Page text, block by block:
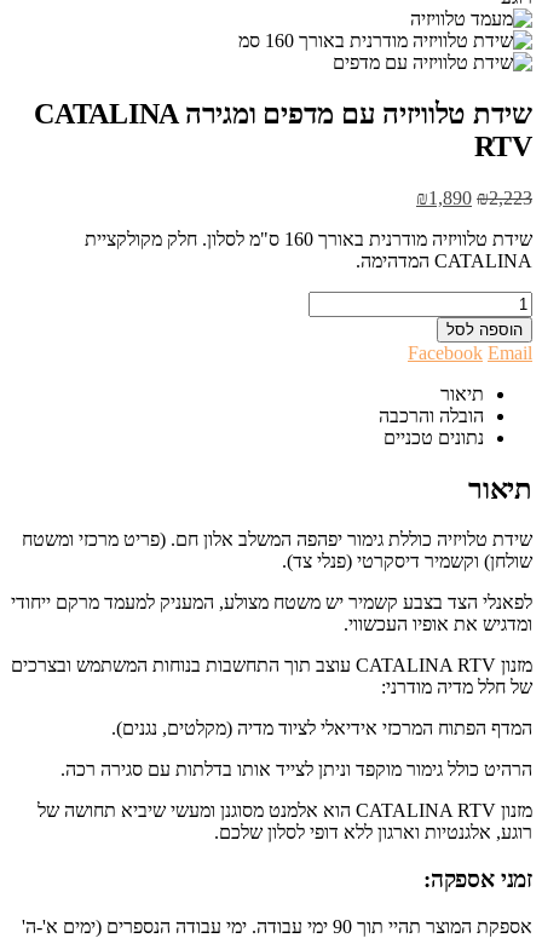
שידת טלוויזיה עם מדפים ומגירה CATALINA
RTV
₪2,223
המחיר
היה:
₪2,223.
₪1,890
הוא:
₪1,890.
שידת טלוויזיה מודרנית באורך 160 ס"מ לסלון. חלק מקולקציית
CATALINA המדהימה.
הוספה לסל
Facebook Email
תיאור
הובלה והרכבה
נתונים טכניים
תיאור
שידת טלויזיה כוללת גימור יפהפה המשלב אלון חם. (פריט מרכזי ומשטח
שולחן) וקשמיר דיסקרטי (פנלי צד).
לפאנלי הצד בצבע קשמיר יש משטח מצולע, המעניק למעמד מרקם ייחודי
ומדגיש את אופיו העכשווי.
מזנון CATALINA RTV עוצב תוך התחשבות בנוחות המשתמש ובצרכים
של חלל מדיה מודרני:
המדף הפתוח המרכזי אידיאלי לציוד מדיה (מקלטים, נגנים).
הרהיט כולל גימור מוקפד וניתן לצייד אותו בדלתות עם סגירה רכה.
מזנון CATALINA RTV הוא אלמנט מסוגנן ומעשי שיביא תחושה של
רוגע, אלגנטיות וארגון ללא דופי לסלון שלכם.
זמני אספקה:
אספקת המוצר תהיי תוך 90 ימי עבודה. ימי עבודה הנספרים (ימים א'-ה'